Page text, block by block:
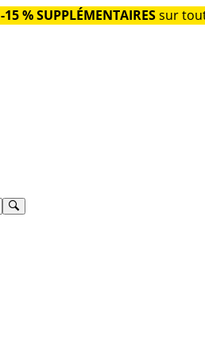
-15 % SUPPLÉMENTAIRESsur